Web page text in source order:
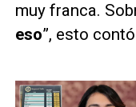
muy franca.
eso”, esto